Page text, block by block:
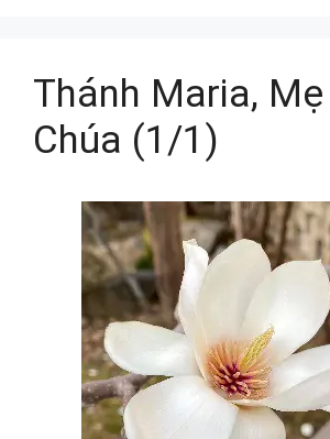
Thánh Maria,
Chúa (1/1)